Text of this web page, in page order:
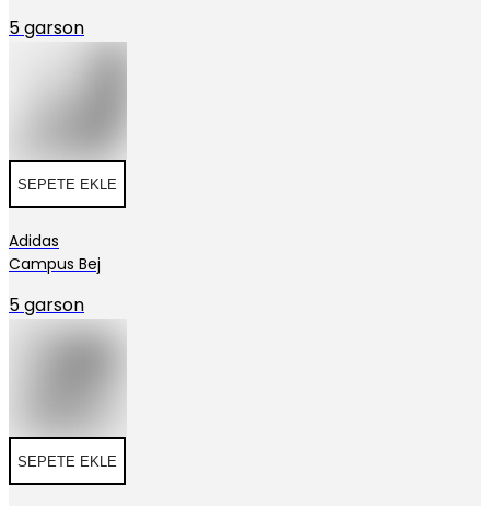
5 garson
SEPETE EKLE
Adidas
Campus Bej
5 garson
SEPETE EKLE